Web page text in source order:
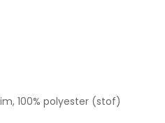
100% polyester (stof)